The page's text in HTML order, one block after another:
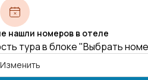
нашли номеров в отеле
тура в блоке "Выбрать
Изменить